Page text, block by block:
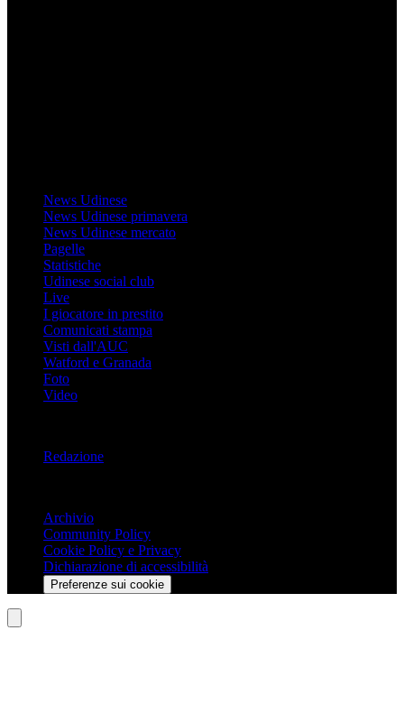
News Udinese
News Udinese primavera
News Udinese mercato
Pagelle
Statistiche
Udinese social club
Live
I giocatore in prestito
Comunicati stampa
Visti dall'AUC
Watford e Granada
Foto
Video
Redazione
Archivio
Community Policy
Cookie Policy e Privacy
Dichiarazione di accessibilità
Preferenze sui cookie